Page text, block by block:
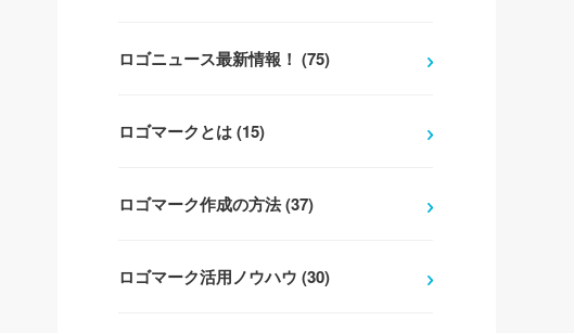
ロゴニュース最新情報！ (75)
ロゴマークとは (15)
ロゴマーク作成の方法 (37)
ロゴマーク活用ノウハウ (30)